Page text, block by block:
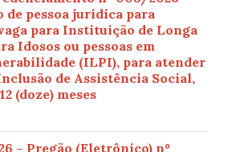
de pessoa jurídica para
para Instituição de Longa
Idosos ou pessoas em
(ILPI), para atender
de Assistência Social,
(doze) meses
– Pregão (Eletrônico) nº